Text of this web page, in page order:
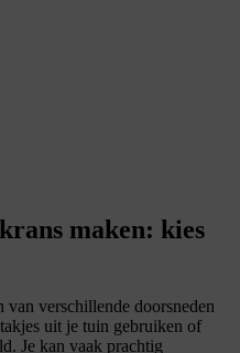
maken: kies
verschillende doorsneden
uit je tuin gebruiken of
Je kan vaak prachtig